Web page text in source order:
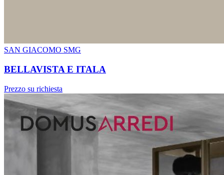
SAN GIACOMO SMG
BELLAVISTA E ITALA
Prezzo su richiesta